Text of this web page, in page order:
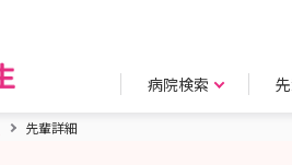
病院検索
先輩詳細